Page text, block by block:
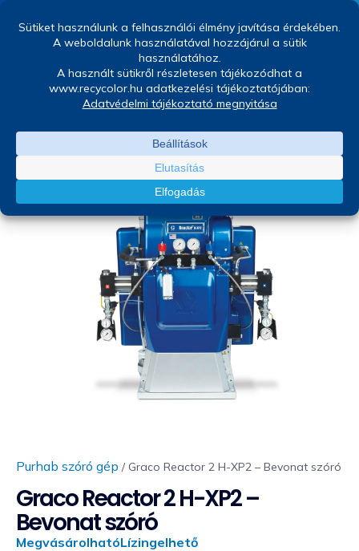
Purhab szóró gép / Graco Reactor 2 H-XP2 – Bevonat szóró
Graco Reactor 2 H-XP2 –
Bevonat szóró
MegvásárolhatóLízingelhető